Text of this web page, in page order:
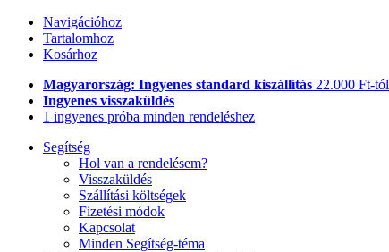
Navigációhoz
Tartalomhoz
Kosárhoz
Magyarország: Ingyenes standard kiszállítás 22.000 Ft-tól
Ingyenes visszaküldés
1 ingyenes próba minden rendeléshez
Segítség
Hol van a rendelésem?
Visszaküldés
Szállítási költségek
Fizetési módok
Kapcsolat
Minden Segítség-téma